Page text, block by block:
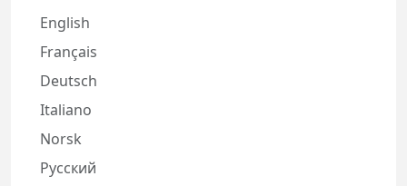
English
Français
Deutsch
Italiano
Norsk
Русский